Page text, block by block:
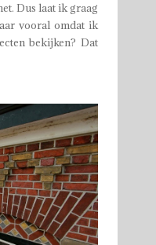
Dus laat ik graag
vooral omdat ik
bekijken? Dat
0
IN ETTEN-